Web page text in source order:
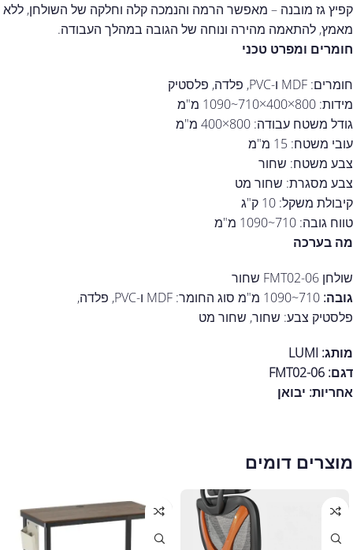
קפיץ גז מובנה – מאפשר הרמה והנמכה קלה וחלקה של השולחן, ללא
מאמץ, להתאמה מהירה ונוחה של הגובה במהלך העבודה.
חומרים ומפרט טכני
חומרים: MDF ו-PVC, פלדה, פלסטיק
מידות: 800×400×710~1090 מ"מ
גודל משטח עבודה: 800×400 מ"מ
עובי משטח: 15 מ"מ
צבע משטח: שחור
צבע מסגרת: שחור מט
קיבולת משקל: 10 ק"ג
טווח גובה: 710~1090 מ"מ
מה בערכה
שולחן FMT02-06 שחור
גובה:
סוג החומר:
MDF ו-PVC, פלדה,
פלסטיק צבע: שחור, שחור מט
מותג: LUMI
דגם: FMT02-06
אחריות: יבואן
מוצרים דומים